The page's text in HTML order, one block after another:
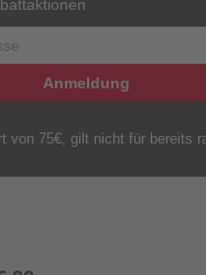
Anmeldung
von 75€, gilt nicht für bereits